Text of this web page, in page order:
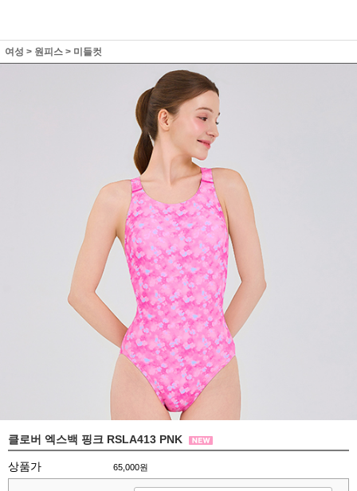
여성 > 원피스 > 미들컷
클로버 엑스백 핑크 RSLA413 PNK
상품가 65,000원